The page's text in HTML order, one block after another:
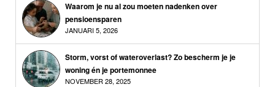
Waarom je nu al zou moeten nadenken over
pensioensparen
JANUARI 5, 2026
Storm, vorst of wateroverlast? Zo bescherm je je
woning én je portemonnee
NOVEMBER 28, 2025